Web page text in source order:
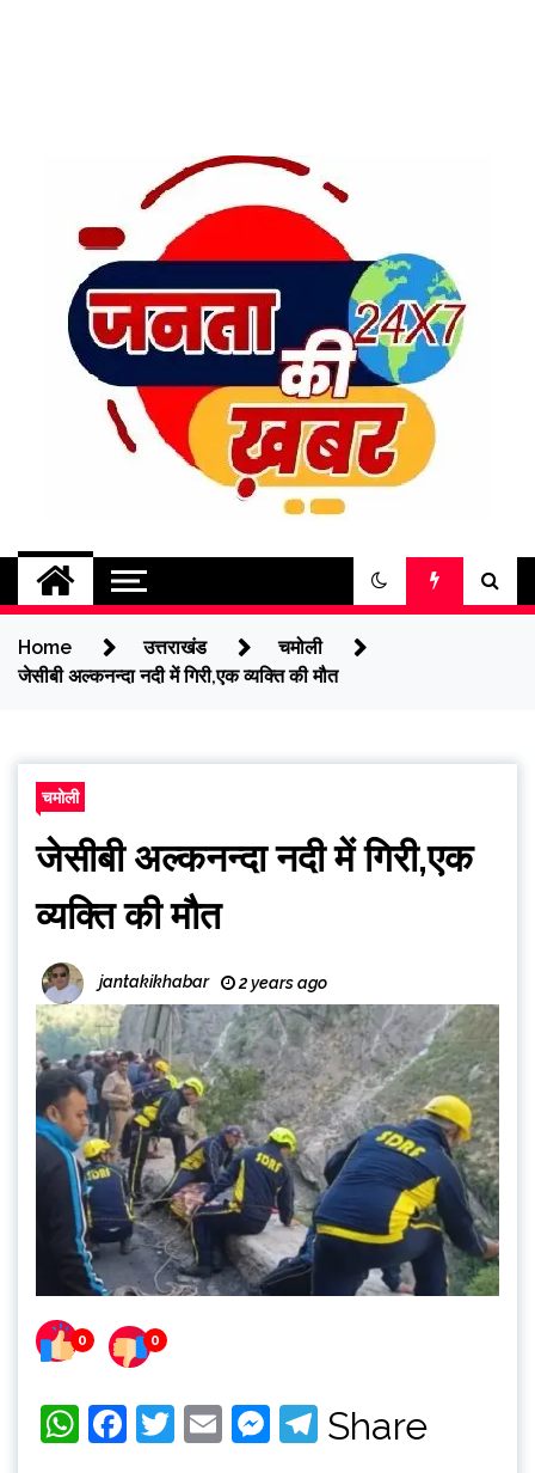
jantakikhabar
Home उत्तराखंड
चमोली
जेसीबी अल्कनन्दा नदी में गिरी,एक व्यक्ति की मौत
चमोली
जेसीबी अल्कनन्दा नदी में गिरी,एक
व्यक्ति की मौत
jantakikhabar 2 years ago
0 0
WhatsApp
Facebook
Twitter
EmailMessenger
Telegram
Share